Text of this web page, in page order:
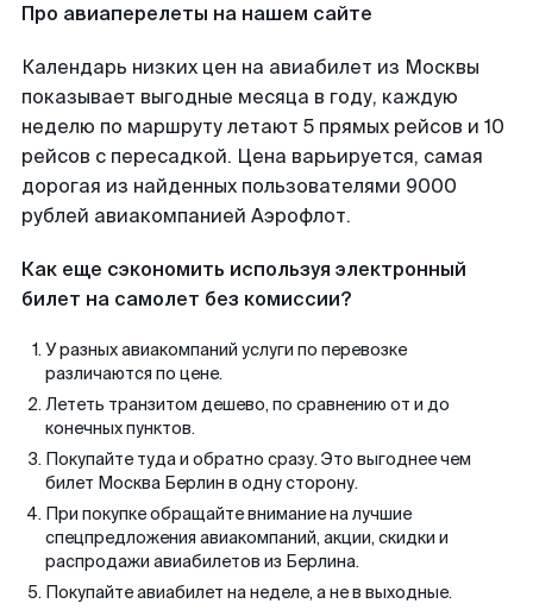
Про авиаперелеты на нашем сайте
Календарь низких цен на авиабилет из Москвы
показывает выгодные месяца в году, каждую
неделю по маршруту летают 5 прямых рейсов и 10
рейсов с пересадкой. Цена варьируется, самая
дорогая из найденных пользователями 9000
рублей авиакомпанией Аэрофлот.
Как еще сэкономить используя электронный
билет на самолет без комиссии?
У разных авиакомпаний услуги по перевозке
различаются по цене.
Лететь транзитом дешево, по сравнению от и до
конечных пунктов.
Покупайте туда и обратно сразу. Это выгоднее чем
билет Москва Берлин в одну сторону.
При покупке обращайте внимание на лучшие
спецпредложения авиакомпаний, акции, скидки и
распродажи авиабилетов из Берлина.
Покупайте авиабилет на неделе, а не в выходные.